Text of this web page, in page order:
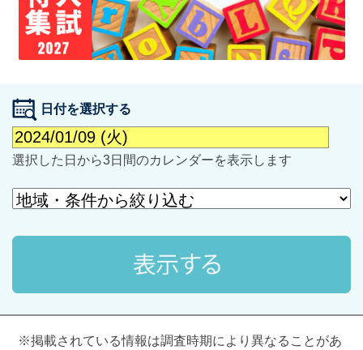
最近見た学校
学校閲覧履歴はありません
ブックマークした学校
ブックマークした学校はありません
日付を選択する
選択した日から3日間のカレンダーを表示します
※掲載されている情報は調査時期により異なることがあ